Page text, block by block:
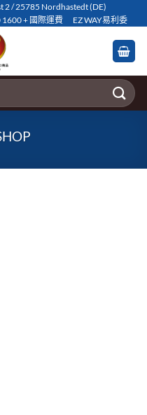
2 / 25785 Nordhastedt (DE)
+ 國際運費
EZ WAY易利委